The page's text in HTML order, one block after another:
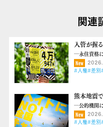
関連
入管が握
―永住資格に
#人権#差別
熊本地震
―公的機関に
#人権#差別